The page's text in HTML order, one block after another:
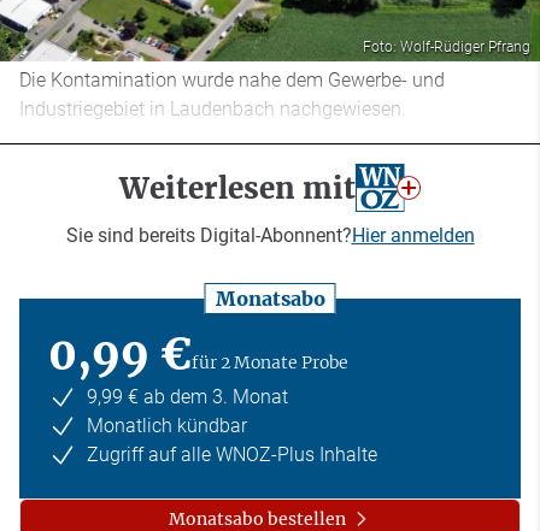
Foto: Wolf-Rüdiger Pfrang
Die Kontamination wurde nahe dem Gewerbe- und
Industriegebiet in Laudenbach nachgewiesen.
Weiterlesen mit
Sie sind bereits Digital-Abonnent?Hier anmelden
Monatsabo
0,99 €für 2 Monate Probe
9,99 € ab dem 3. Monat
Monatlich kündbar
Zugriff auf alle WNOZ-Plus Inhalte
Monatsabo bestellen